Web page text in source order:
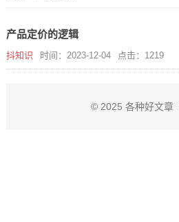
产品定价的逻辑
抖知识 时间：2023-12-04 点击：1219
© 2025 各种好文章